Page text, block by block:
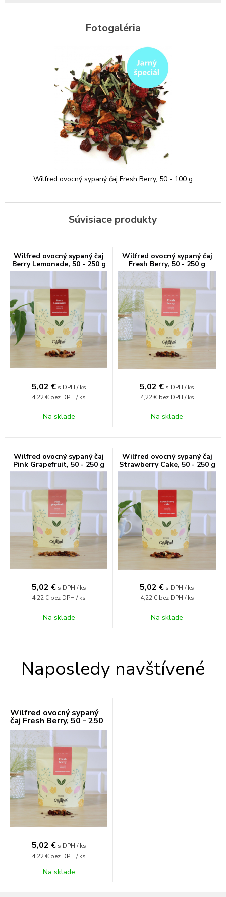
Fotogaléria
Wilfred ovocný sypaný čaj Fresh Berry, 50 - 100 g
Súvisiace produkty
Wilfred ovocný sypaný čaj
Berry Lemonade, 50 - 250 g
5,02 € s DPH / ks
4,22 € bez DPH / ks
Na sklade
Wilfred ovocný sypaný čaj
Fresh Berry, 50 - 250 g
5,02 € s DPH / ks
4,22 € bez DPH / ks
Na sklade
Wilfred ovocný sypaný čaj
Pink Grapefruit, 50 - 250 g
5,02 € s DPH / ks
4,22 € bez DPH / ks
Na sklade
Wilfred ovocný sypaný čaj
Strawberry Cake, 50 - 250 g
5,02 € s DPH / ks
4,22 € bez DPH / ks
Na sklade
Naposledy navštívené
Wilfred ovocný sypaný
čaj Fresh Berry, 50 - 250
g
5,02 € s DPH / ks
4,22 € bez DPH / ks
Na sklade